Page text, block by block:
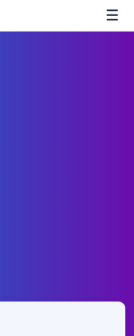
☰